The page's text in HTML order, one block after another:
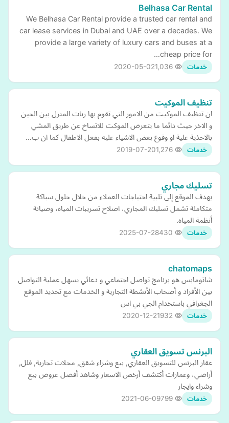
Belhasa Car Rental
We Belhasa Car Rental provide a trusted car rental and
car lease services in Dubai and UAE over a decades. We
provide a large variety of luxury cars and buses at a
cheap price for…
خدمات 2020-05-02
تنظيف الموكيت
ان تنظيف الموكيت من الامور التي تقوم بها ربات المنزل بين الحين
و الاخر حيث دائما ما يتعرض الموكت للاتساخ عن طريق المشي
بالاحذية علية او وقوع بعض الاشياء عليه بفعل الاطفال كما ان ب…
خدمات 2019-07-20
تسليك مجاري
يهدف الموقع إلى تلبية احتياجات العملاء من خلال حلول سباكة
متكاملة تشمل تسليك المجاري، اصلاح تسريبات المياه، وصيانة
أنظمة المياه.
خدمات 2025-07-28
chatomaps
شاتومابس هو برنامج تواصل اجتماعي و دعائي يسهل عملية التواصل
بين الأفراد و أصحاب الأنشطة التجارية و الخدمات مع تحديد الموقع
الجغرافي باستخدام الجي بي اس
خدمات 2020-12-21
البرنس تسويق العقاري
عقار البرنس للتسويق العقاري, بيع وشراء شقق, محلات تجارية, فلل,
أراضي، وعمارات أكتشف أرخص الاسعار وشاهد أفضل عروض بيع
وشراء وايجار
خدمات 2021-06-09